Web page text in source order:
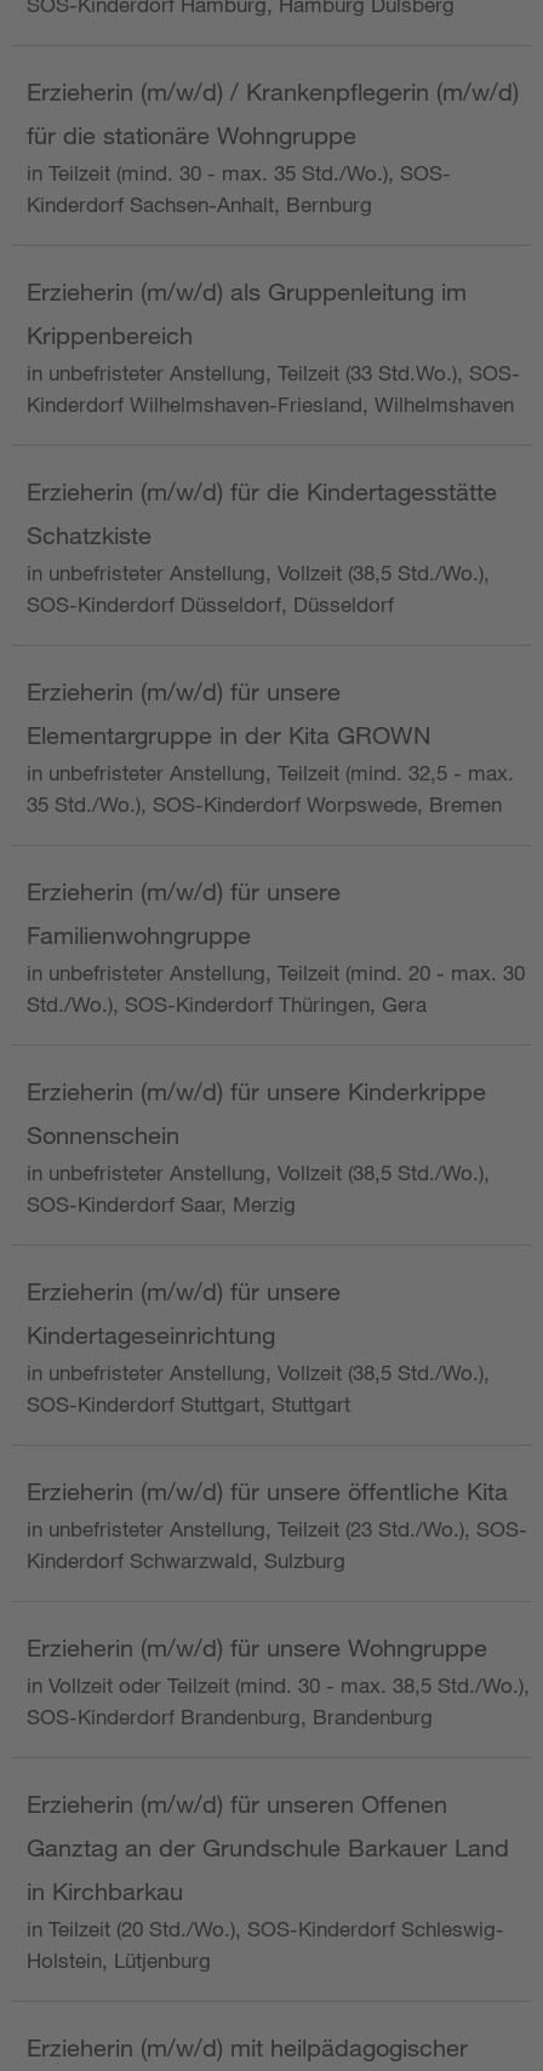
Erzieherin (m/w/d) / Krankenpflegerin (m/w/d)
für die stationäre Wohngruppe
in Teilzeit (mind. 30 - max. 35 Std./Wo.), SOS-
Kinderdorf Sachsen-Anhalt, Bernburg
Erzieherin (m/w/d) als Gruppenleitung im
Krippenbereich
in unbefristeter Anstellung, Teilzeit (33 Std.Wo.), SOS-
Kinderdorf Wilhelmshaven-Friesland, Wilhelmshaven
Erzieherin (m/w/d) für die Kindertagesstätte
Schatzkiste
in unbefristeter Anstellung, Vollzeit (38,5 Std./Wo.),
SOS-Kinderdorf Düsseldorf, Düsseldorf
Erzieherin (m/w/d) für unsere
Elementargruppe in der Kita GROWN
in unbefristeter Anstellung, Teilzeit (mind. 32,5 - max.
35 Std./Wo.), SOS-Kinderdorf Worpswede, Bremen
Erzieherin (m/w/d) für unsere
Familienwohngruppe
in unbefristeter Anstellung, Teilzeit (mind. 20 - max. 30
Std./Wo.), SOS-Kinderdorf Thüringen, Gera
Erzieherin (m/w/d) für unsere Kinderkrippe
Sonnenschein
in unbefristeter Anstellung, Vollzeit (38,5 Std./Wo.),
SOS-Kinderdorf Saar, Merzig
Erzieherin (m/w/d) für unsere
Kindertageseinrichtung
in unbefristeter Anstellung, Vollzeit (38,5 Std./Wo.),
SOS-Kinderdorf Stuttgart, Stuttgart
Erzieherin (m/w/d) für unsere öffentliche Kita
in unbefristeter Anstellung, Teilzeit (23 Std./Wo.), SOS-
Kinderdorf Schwarzwald, Sulzburg
Erzieherin (m/w/d) für unsere Wohngruppe
in Vollzeit oder Teilzeit (mind. 30 - max. 38,5 Std./Wo.),
SOS-Kinderdorf Brandenburg, Brandenburg
Erzieherin (m/w/d) für unseren Offenen
Ganztag an der Grundschule Barkauer Land
in Kirchbarkau
in Teilzeit (20 Std./Wo.), SOS-Kinderdorf Schleswig-
Holstein, Lütjenburg
Erzieherin (m/w/d) mit heilpädagogischer